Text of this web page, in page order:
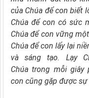
của Chúa để con biết
Chúađể con có sức
Chúađể con vững
Chúađể con lấy lại
và sáng tạo. Lạy
Chúatrong mỗi giây
con cũng gặp được sự